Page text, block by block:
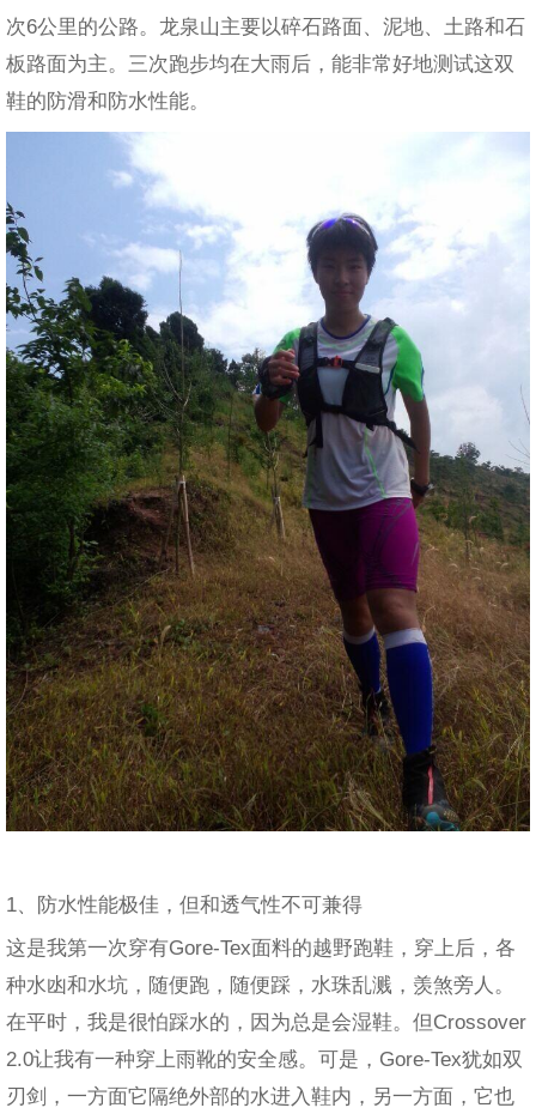
次6公里的公路。龙泉山主要以碎石路面、泥地、土路和石
板路面为主。三次跑步均在大雨后，能非常好地测试这双
鞋的防滑和防水性能。
1、防水性能极佳，但和透气性不可兼得
这是我第一次穿有Gore-Tex面料的越野跑鞋，穿上后，各
种水凼和水坑，随便跑，随便踩，水珠乱溅，羡煞旁人。
在平时，我是很怕踩水的，因为总是会湿鞋。但Crossover
2.0让我有一种穿上雨靴的安全感。可是，Gore-Tex犹如双
刃剑，一方面它隔绝外部的水进入鞋内，另一方面，它也